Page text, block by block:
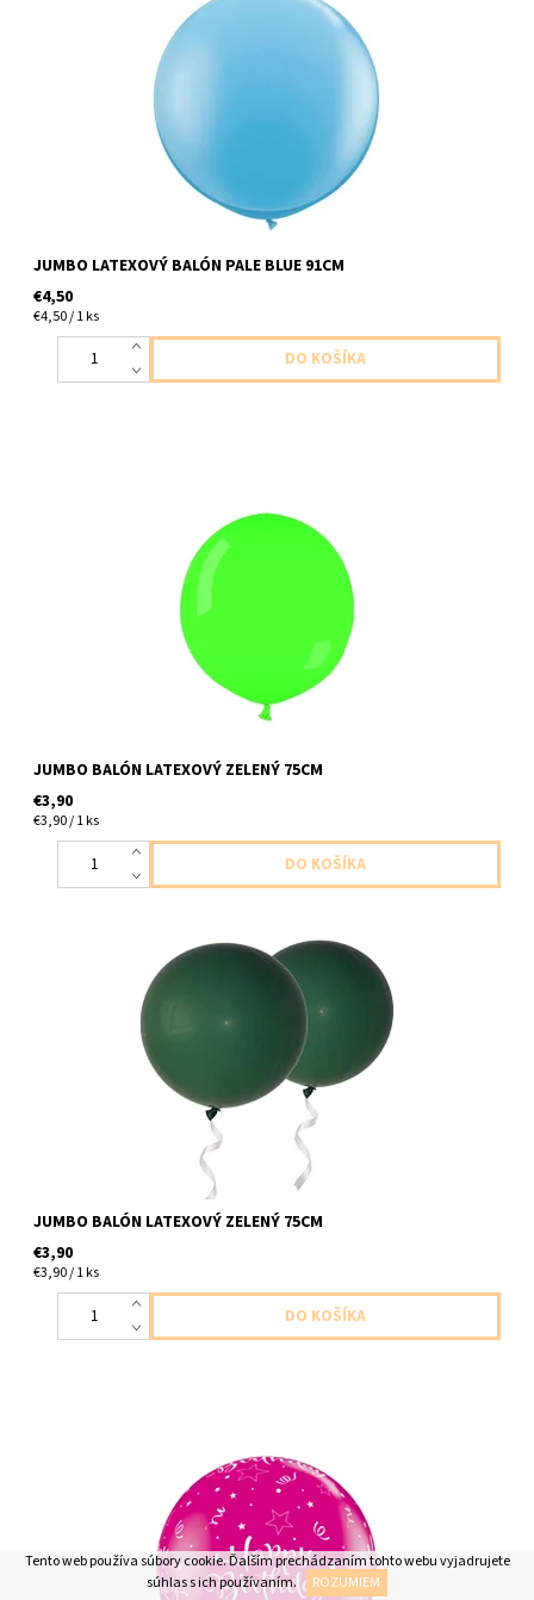
jumbo latexovy balon bledo modry 1ks v baleni velkost 91cm
dodavame nenafukany
JUMBO LATEXOVÝ BALÓN PALE BLUE 91CM
€4,50
€4,50 / 1 ks
jumbo latexovy balon zeleny 1ks v baleni velkost 75cm
dodavame nenafukany
JUMBO BALÓN LATEXOVÝ ZELENÝ 75CM
€3,90
€3,90 / 1 ks
Jumbo balón latexový zelený 1ks v baleni velkost 75cm
dodavame nenafukany
JUMBO BALÓN LATEXOVÝ ZELENÝ 75CM
€3,90
€3,90 / 1 ks
jumbo latexovy balon s napisom stastne narodeniny 1ks v baleni
velkost 91cm dodavame nenafukany
Tento web používa súbory cookie. Ďalším prechádzaním tohto webu vyjadrujete
súhlas s ich používaním.
ROZUMIEM